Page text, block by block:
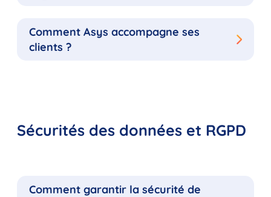
Comment Asys accompagne ses
clients ?
Sécurités des données et RGPD
Comment garantir la sécurité de